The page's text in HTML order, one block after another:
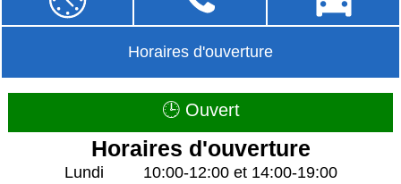
Horaires d'ouverture
🕒 Ouvert
Horaires d'ouverture
Lundi
10:00-12:00 et 14:00-19:00